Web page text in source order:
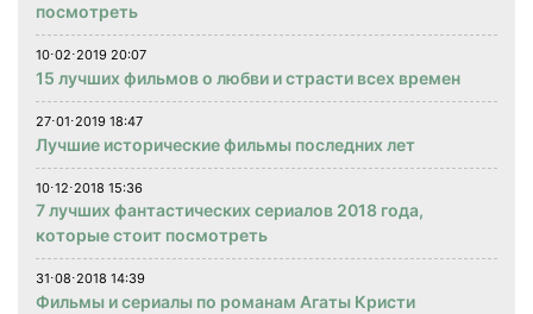
посмотреть
10⋅02⋅2019 20:07
15 лучших фильмов о любви и страсти всех времен
27⋅01⋅2019 18:47
Лучшие исторические фильмы последних лет
10⋅12⋅2018 15:36
7 лучших фантастических сериалов 2018 года,
которые стоит посмотреть
31⋅08⋅2018 14:39
Фильмы и сериалы по романам Агаты Кристи